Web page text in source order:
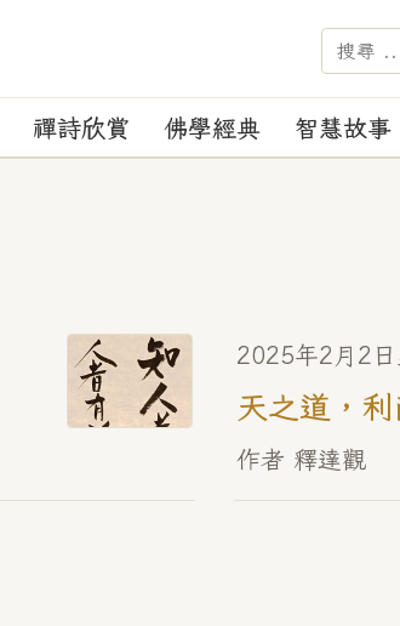
禪詩欣賞 佛學經典 智慧故事
2025年2月2
天之道，
作者 釋達觀